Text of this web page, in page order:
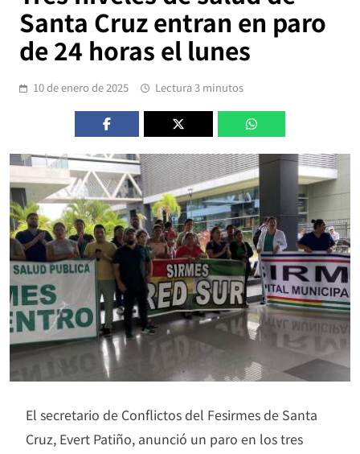
Santa Cruz entran en paro
de 24 horas el lunes
10 de enero de 2025 Lectura 3 minutos
El secretario de Conflictos del Fesirmes de Santa
Cruz, Evert Patiño, anunció un paro en los tres